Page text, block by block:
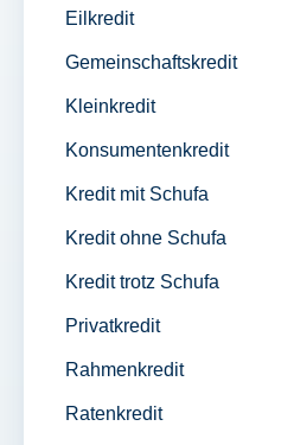
Eilkredit
Gemeinschaftskredit
Kleinkredit
Konsumentenkredit
Kredit mit Schufa
Kredit ohne Schufa
Kredit trotz Schufa
Privatkredit
Rahmenkredit
Ratenkredit